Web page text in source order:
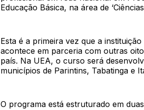
Educação Básica, na área de
Esta é a primeira vez que a
acontece em parceria com outras
país. Na UEA, o curso será
municípios de Parintins, Tabatinga e
O programa está estruturado em